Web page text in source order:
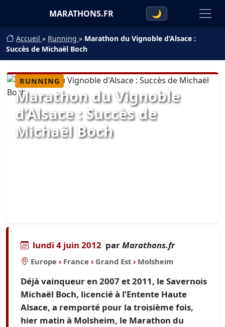
MARATHONS.FR 🌙
Accueil » Running » Marathon du Vignoble d’Alsace :
Succès de Michaël Boch
RUNNING
Marathon du Vignoble
d’Alsace : Succès de
Michaël Boch
lundi 4 juin 2012 parMarathons.fr
Europe › France › Grand Est › Molsheim
Déjà vainqueur en 2007 et 2011, le Savernois
Michaël Boch, licencié à l’Entente Haute
Alsace, a remporté pour la troisième fois,
hier matin à Molsheim, le Marathon du